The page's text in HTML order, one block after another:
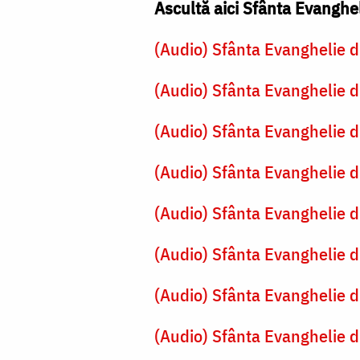
Ascultă aici Sfânta
(Audio) Sfânta Evanghelie
(Audio) Sfânta Evanghelie
(Audio) Sfânta Evanghelie
(Audio) Sfânta Evanghelie
(Audio) Sfânta Evanghelie
(Audio) Sfânta Evanghelie
(Audio) Sfânta Evanghelie
(Audio) Sfânta Evanghelie